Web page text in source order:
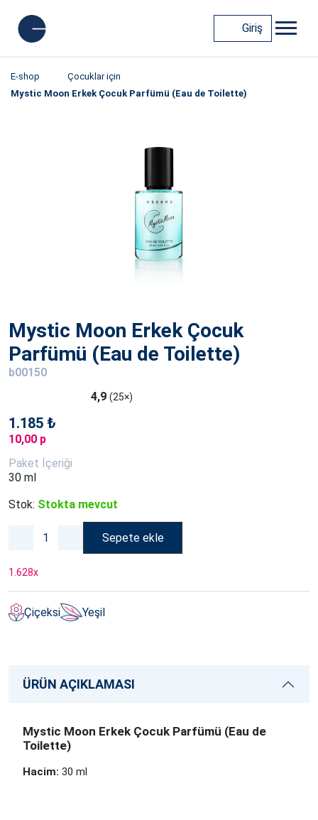
Giriş
E-shop
Çocuklar için
Mystic Moon Erkek Çocuk Parfümü (Eau de Toilette)
Mystic Moon Erkek Çocuk
Parfümü (Eau de Toilette)
b00150
4,9 (25×)
1.185 ₺
10,00 p
Paket İçeriği
30 ml
Stok: Stokta mevcut
Sepete ekle
1.628x
Çiçeksi Yeşil
ÜRÜN AÇIKLAMASI
Mystic Moon Erkek Çocuk Parfümü (Eau de
Toilette)
Hacim: 30 ml